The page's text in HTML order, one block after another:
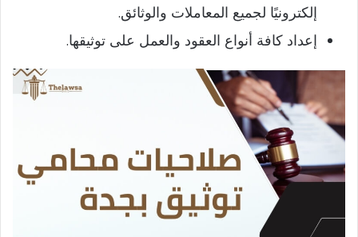
إلكترونيًا لجميع المعاملات والوثائق.
إعداد كافة أنواع العقود والعمل على توثيقها.